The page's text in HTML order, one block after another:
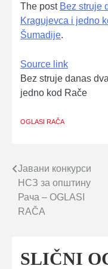
The post Bez struje
Kragujevca i jedno
Šumadije.
Source link
Bez struje danas
jedno kod Rače
OGLASI RAČA
Navigacija
članaka
Јавани конкурси
НСЗ за општину
Рача – OGLASI
RAČA
SLIČNI